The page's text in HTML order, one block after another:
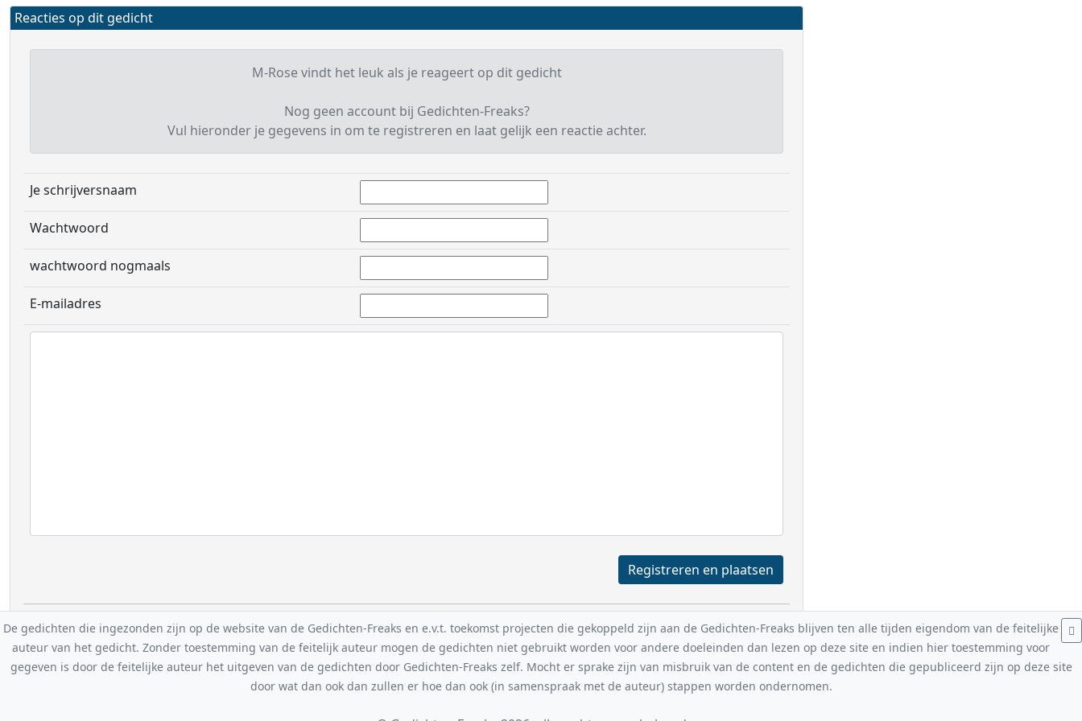
Reacties op dit gedicht
M-Rose vindt het leuk als je reageert op dit gedicht
Nog geen account bij Gedichten-Freaks?
Vul hieronder je gegevens in om te registreren en laat gelijk een reactie achter.
Je schrijversnaam
Wachtwoord
wachtwoord nogmaals
E-mailadres
Registreren en plaatsen
De gedichten die ingezonden zijn op de website van de Gedichten-Freaks en e.v.t. toekomst projecten die gekoppeld zijn aan de Gedichten-Freaks blijven ten alle tijden eigendom van de feitelijke
auteur van het gedicht. Zonder toestemming van de feitelijk auteur mogen de gedichten niet gebruikt worden voor andere doeleinden dan lezen op deze site en indien hier toestemming voor
gegeven is door de feitelijke auteur het uitgeven van de gedichten door Gedichten-Freaks zelf. Mocht er sprake zijn van misbruik van de content en de gedichten die gepubliceerd zijn op deze site
door wat dan ook dan zullen er hoe dan ook (in samenspraak met de auteur) stappen worden ondernomen.